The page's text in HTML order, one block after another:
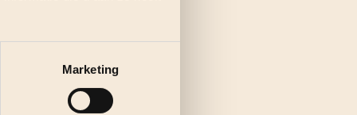
Marketing